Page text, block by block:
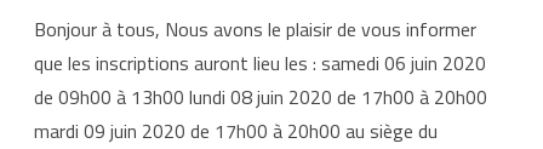
piscine
le
15
juin
2020
Bonjour à tous, Nous avons le plaisir de vous informer
que les inscriptions auront lieu les : samedi 06 juin 2020
de 09h00 à 13h00 lundi 08 juin 2020 de 17h00 à 20h00
mardi 09 juin 2020 de 17h00 à 20h00 au siège du